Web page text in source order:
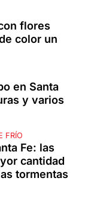
flores
color un
en Santa
y varios
FRÍO
Fe: las
cantidad
tormentas